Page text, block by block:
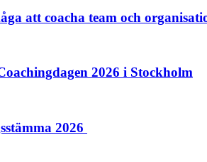
att coacha team och
2026 i Stockholm
2026